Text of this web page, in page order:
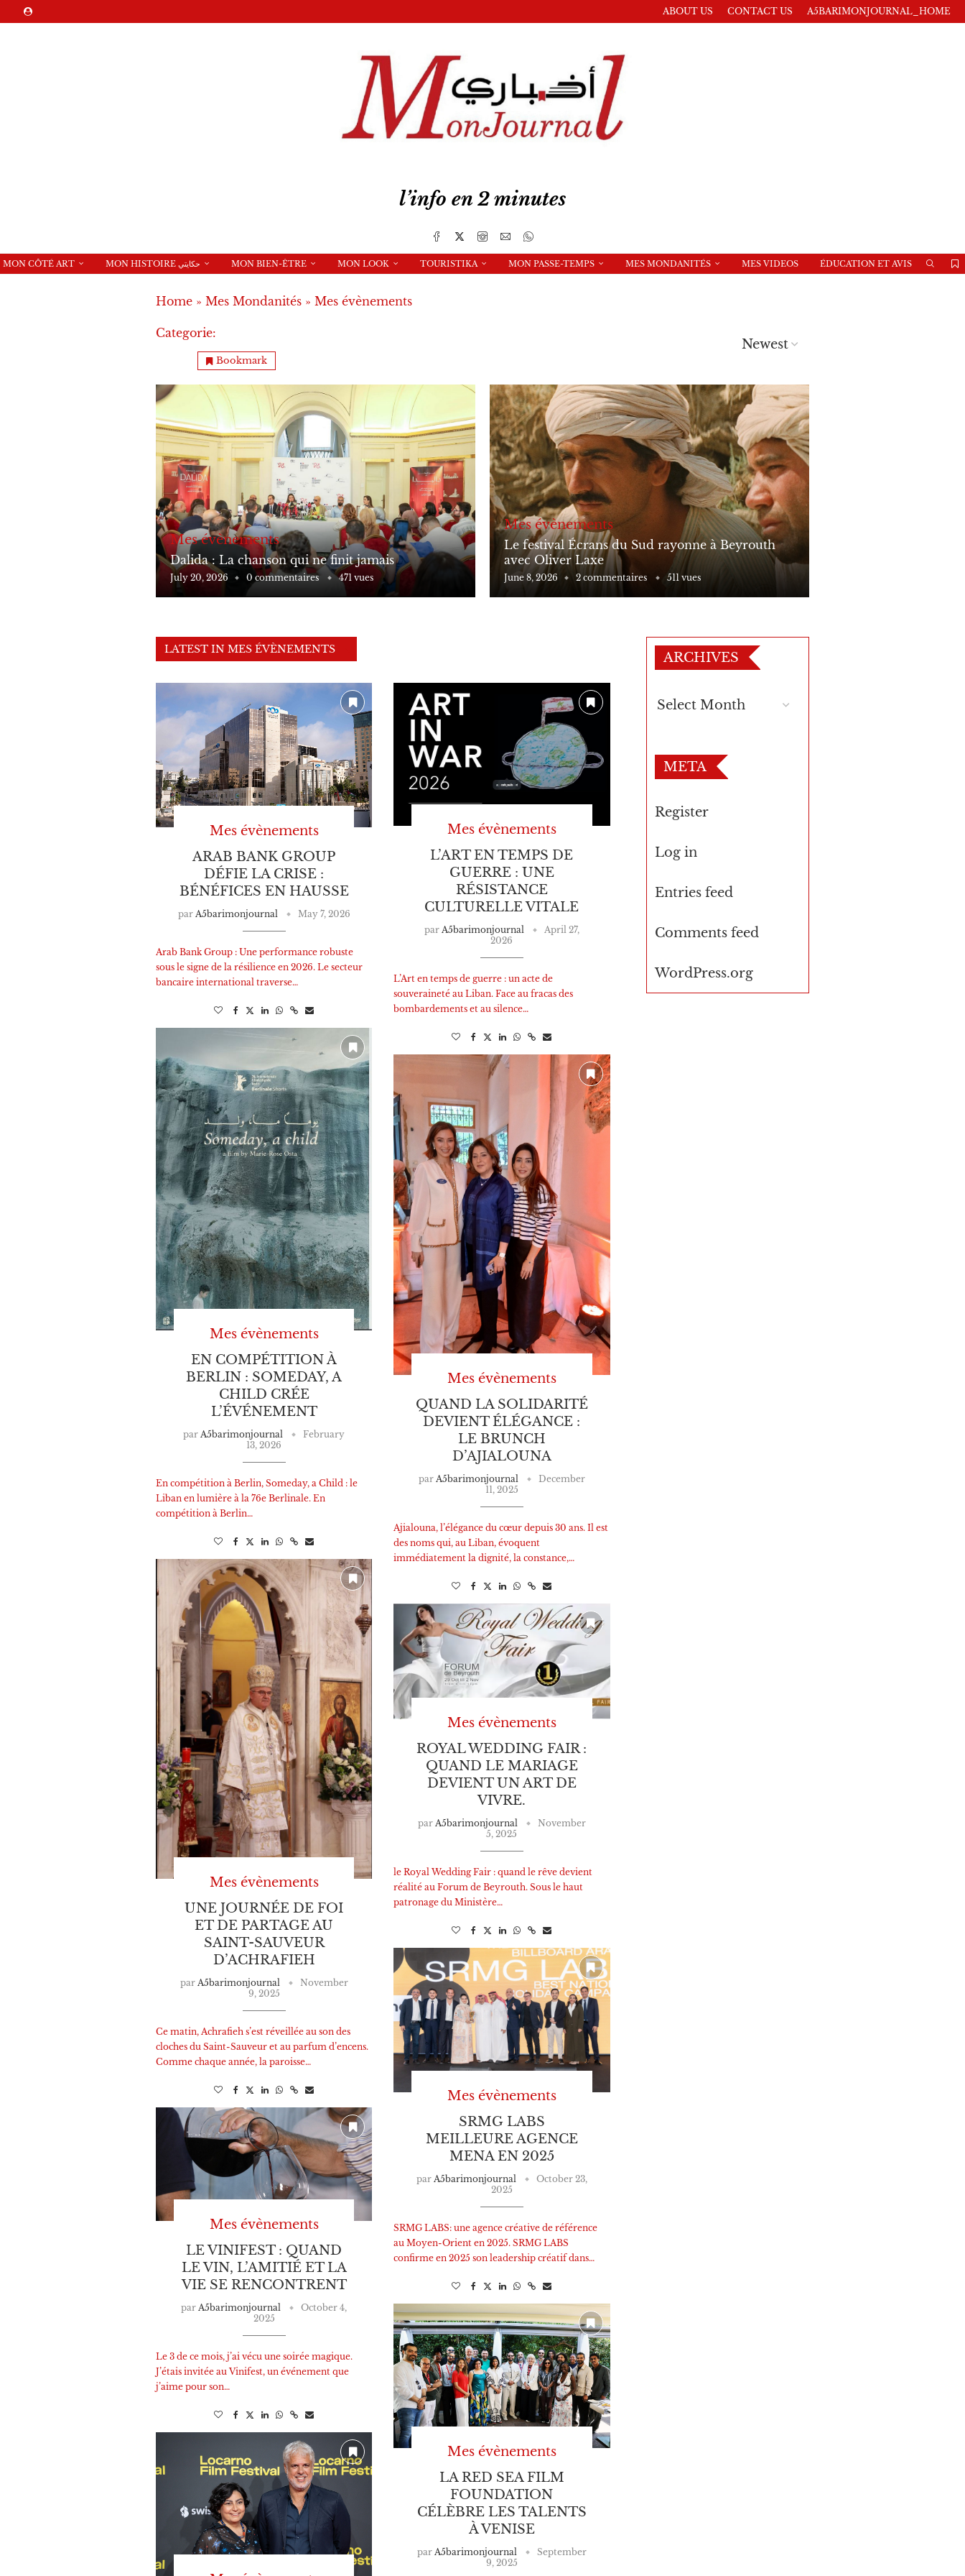
ABOUT US CONTACT US A5BARIMONJOURNAL_HOME
l’info en 2 minutes
MON CÔTÉ ART MON HISTOIRE حكايتي MON BIEN-ÊTRE MON LOOK TOURISTIKA MON PASSE-TEMPS MES MONDANITÉS MES VIDEOS ÉDUCATION ET AVIS
Home » Mes Mondanités » Mes évènements
Categorie:
Bookmark
Mes évènements
Dalida : La chanson qui ne finit jamais
July 20, 2026 0 commentaires 471 vues
Mes évènements
Le festival Écrans du Sud rayonne à Beyrouth
avec Oliver Laxe
June 8, 2026 2 commentaires 511 vues
LATEST IN MES ÉVÈNEMENTS
Mes évènements
ARAB BANK GROUP
DÉFIE LA CRISE :
BÉNÉFICES EN HAUSSE
par A5barimonjournal May 7, 2026
Arab Bank Group : Une performance robuste
sous le signe de la résilience en 2026. Le secteur
bancaire international traverse…
Mes évènements
L’ART EN TEMPS DE
GUERRE : UNE
RÉSISTANCE
CULTURELLE VITALE
par A5barimonjournal
April 27,
2026
L’Art en temps de guerre : un acte de
souveraineté au Liban. Face au fracas des
bombardements et au silence…
Mes évènements
EN COMPÉTITION À
BERLIN : SOMEDAY, A
CHILD CRÉE
L’ÉVÉNEMENT
par A5barimonjournal
February
13, 2026
En compétition à Berlin, Someday, a Child : le
Liban en lumière à la 76e Berlinale. En
compétition à Berlin…
Mes évènements
QUAND LA SOLIDARITÉ
DEVIENT ÉLÉGANCE :
LE BRUNCH
D’AJIALOUNA
par A5barimonjournal
December
11, 2025
Ajialouna, l’élégance du cœur depuis 30 ans. Il est
des noms qui, au Liban, évoquent
immédiatement la dignité, la constance,…
Mes évènements
UNE JOURNÉE DE FOI
ET DE PARTAGE AU
SAINT-SAUVEUR
D’ACHRAFIEH
par A5barimonjournal
November
9, 2025
Ce matin, Achrafieh s’est réveillée au son des
cloches du Saint-Sauveur et au parfum d’encens.
Comme chaque année, la paroisse…
Mes évènements
ROYAL WEDDING FAIR :
QUAND LE MARIAGE
DEVIENT UN ART DE
VIVRE.
par A5barimonjournal
November
5, 2025
le Royal Wedding Fair : quand le rêve devient
réalité au Forum de Beyrouth. Sous le haut
patronage du Ministère…
Mes évènements
SRMG LABS
MEILLEURE AGENCE
MENA EN 2025
par A5barimonjournal
October 23,
2025
SRMG LABS: une agence créative de référence
au Moyen-Orient en 2025. SRMG LABS
confirme en 2025 son leadership créatif dans…
Mes évènements
LE VINIFEST : QUAND
LE VIN, L’AMITIÉ ET LA
VIE SE RENCONTRENT
par A5barimonjournal
October 4,
2025
Le 3 de ce mois, j’ai vécu une soirée magique.
J’étais invitée au Vinifest, un événement que
j’aime pour son…
Mes évènements
LA RED SEA FILM
FOUNDATION
CÉLÈBRE LES TALENTS
À VENISE
par A5barimonjournal
September
9, 2025
ARCHIVES
META
Register
Log in
Entries feed
Comments feed
WordPress.org